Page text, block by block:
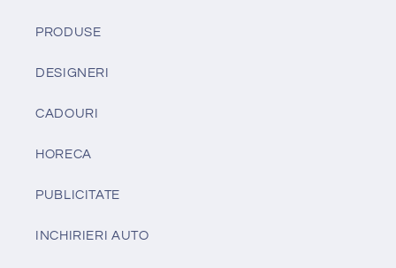
PRODUSE
DESIGNERI
CADOURI
HORECA
PUBLICITATE
INCHIRIERI AUTO